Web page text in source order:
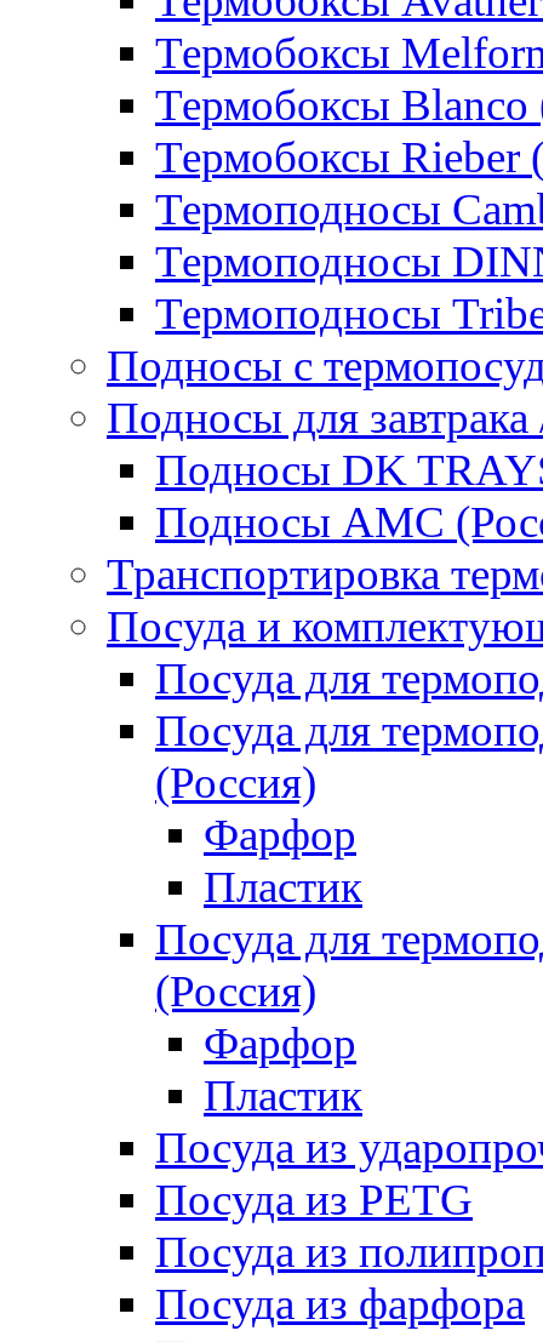
Термобоксы
Термобоксы Blanco
Термобоксы Rieber
Термоподносы
Термоподносы
Термоподносы
Подносы с
Подносы для завтрака
Подносы DK
Подносы AMC
Транспортировка
Посуда и
Посуда для
Посуда для
(Россия)
Фарфор
Пластик
Посуда для
(Россия)
Фарфор
Пластик
Посуда из
Посуда из PETG
Посуда из
Посуда из фарфора